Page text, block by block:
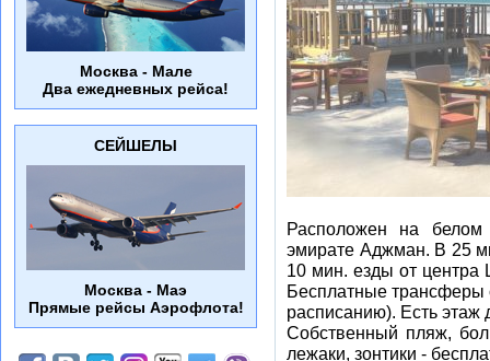
Расположен на белом
эмирате Аджман. В 25
10 мин. езды от
Бесплатные трансферы
расписанию). Есть этаж
Собственный пляж,
лежаки, зонтики -
Москва - Мале
Два ежедневных рейса!
СЕЙШЕЛЫ
Москва - Маэ
Прямые рейсы Аэрофлота!